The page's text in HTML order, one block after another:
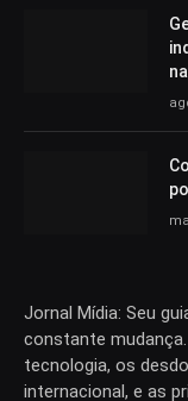
Jornal Mídia: Seu
constante
tecnologia, os
internacional, e as